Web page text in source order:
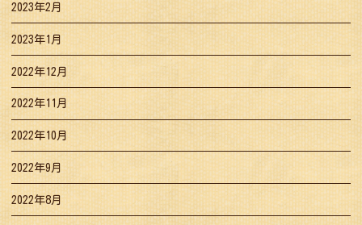
2023年2月
2023年1月
2022年12月
2022年11月
2022年10月
2022年9月
2022年8月